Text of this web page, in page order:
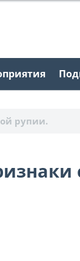
рупии.